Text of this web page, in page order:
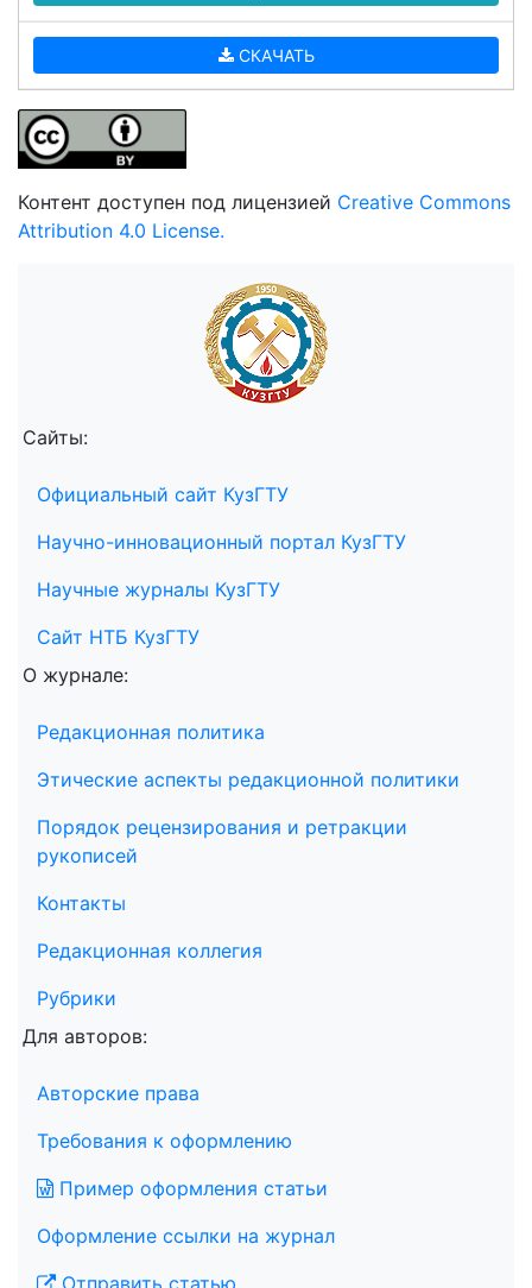
СКАЧАТЬ
Контент доступен под лицензией Creative Commons
Attribution 4.0 License.
Сайты:
Официальный сайт КузГТУ
Научно-инновационный портал КузГТУ
Научные журналы КузГТУ
Сайт НТБ КузГТУ
О журнале:
Редакционная политика
Этические аспекты редакционной политики
Порядок рецензирования и ретракции
рукописей
Контакты
Редакционная коллегия
Рубрики
Для авторов:
Авторские права
Требования к оформлению
Пример оформления статьи
Оформление ссылки на журнал